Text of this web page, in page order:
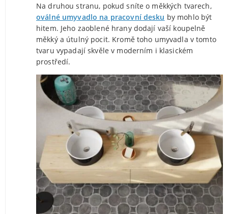
Na druhou stranu, pokud sníte o měkkých tvarech,
oválné umyvadlo na pracovní desku by mohlo být
hitem. Jeho zaoblené hrany dodají vaší koupelně
měkký a útulný pocit. Kromě toho umyvadla v tomto
tvaru vypadají skvěle v moderním i klasickém
prostředí.